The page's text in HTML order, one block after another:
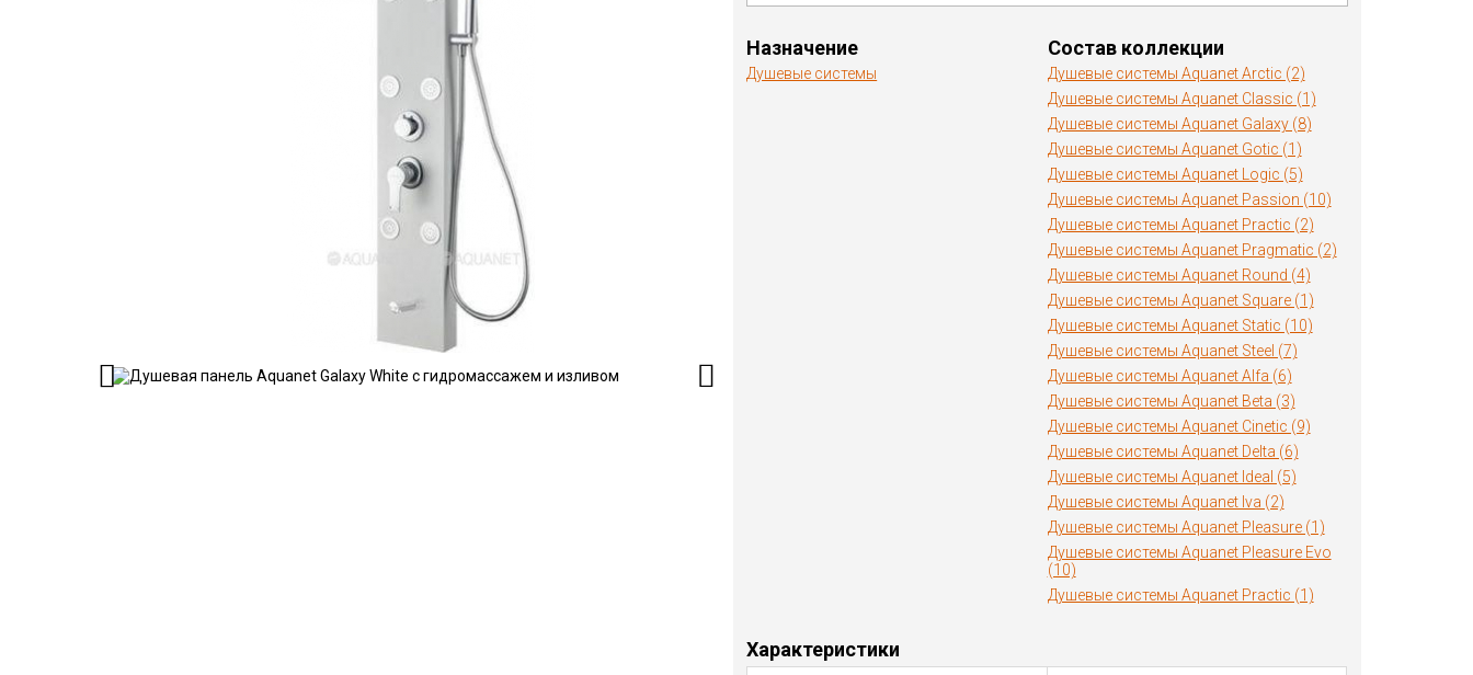
Назначение
Душевые системы
Состав коллекции
Душевые системы Aquanet Arctic (2)
Душевые системы Aquanet Classic (1)
Душевые системы Aquanet Galaxy (8)
Душевые системы Aquanet Gotic (1)
Душевые системы Aquanet Logic (5)
Душевые системы Aquanet Passion (10)
Душевые системы Aquanet Practic (2)
Душевые системы Aquanet Pragmatic (2)
Душевые системы Aquanet Round (4)
Душевые системы Aquanet Square (1)
Душевые системы Aquanet Static (10)
Душевые системы Aquanet Steel (7)
Душевые системы Aquanet Alfa (6)
Душевые системы Aquanet Beta (3)
Душевые системы Aquanet Cinetic (9)
Душевые системы Aquanet Delta (6)
Душевые системы Aquanet Ideal (5)
Душевые системы Aquanet Iva (2)
Душевые системы Aquanet Pleasure (1)
Душевые системы Aquanet Pleasure Evo
(10)
Душевые системы Aquanet Practic (1)
Характеристики